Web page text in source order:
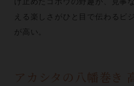
える楽しさがひと目で伝わるビ
が高い。
アカシタの八幡巻き